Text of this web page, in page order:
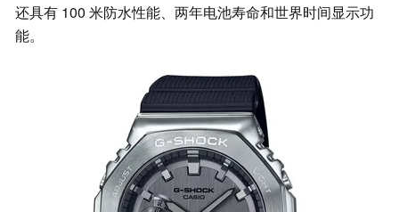
还具有 100 米防水性能、两年电池寿命和世界时间显示功
能。